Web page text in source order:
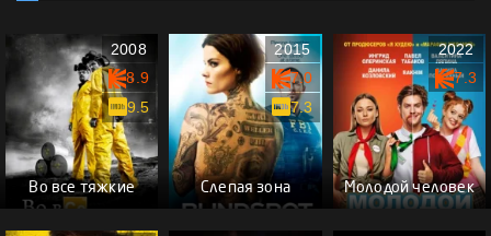
Во все тяжкие
2008
8.9
9.5
Слепая зона
2015
7.0
7.3
Молодой человек
2022
7.3